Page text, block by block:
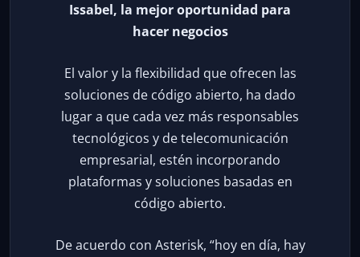
Issabel, la mejor oportunidad para
hacer negocios
El valor y la flexibilidad que ofrecen las
soluciones de código abierto, ha dado
lugar a que cada vez más responsables
tecnológicos y de telecomunicación
empresarial, estén incorporando
plataformas y soluciones basadas en
código abierto.
De acuerdo con Asterisk, “hoy en día, hay